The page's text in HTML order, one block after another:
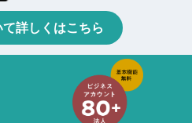
詳しくはこちら